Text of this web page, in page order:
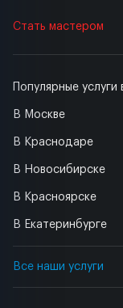
Популярные
В Москве
В Краснодаре
В Новосибирске
В Красноярске
В Екатеринбурге
Все наши услуги
Стать мастером